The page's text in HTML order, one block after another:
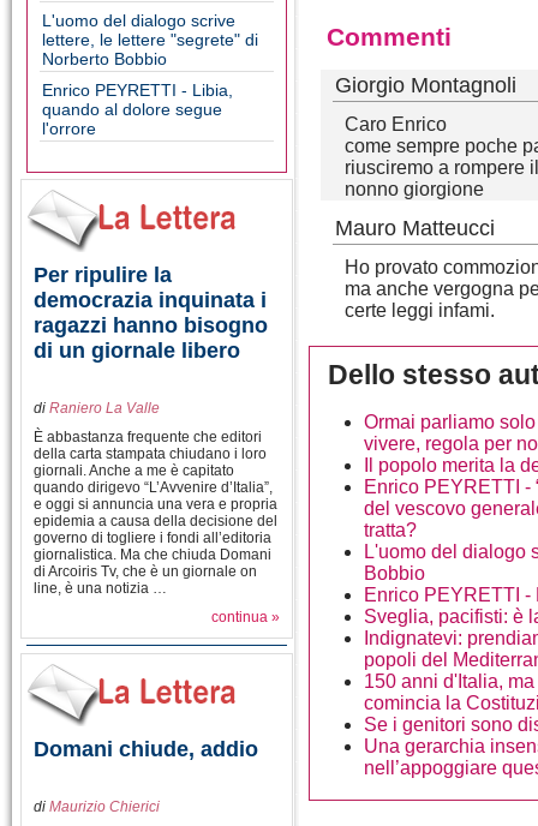
L'uomo del dialogo scrive
lettere, le lettere "segrete" di
Norberto Bobbio
Enrico PEYRETTI - Libia,
quando al dolore segue
l'orrore
Per ripulire la
democrazia inquinata i
ragazzi hanno bisogno
di un giornale libero
di Raniero La Valle
È abbastanza frequente che editori
della carta stampata chiudano i loro
giornali. Anche a me è capitato
quando dirigevo “L’Avvenire d’Italia”,
e oggi si annuncia una vera e propria
epidemia a causa della decisione del
governo di togliere i fondi all’editoria
giornalistica. Ma che chiuda Domani
di Arcoiris Tv, che è un giornale on
line, è una notizia …
continua »
Domani chiude, addio
di Maurizio Chierici
Commenti
Giorgio Montagnoli
Caro Enrico
come sempre poche
riusciremo a rompere
nonno giorgione
Mauro Matteucci
Ho provato
ma anche vergogna
certe leggi infami.
Dello stesso
Ormai parliamo
vivere, regola per
Il popolo merita la
Enrico PEYRETTI -
del vescovo
tratta?
L'uomo del dialogo
Bobbio
Enrico PEYRETTI
Sveglia, pacifisti: è
Indignatevi:
popoli del
150 anni d'Italia,
comincia la
Se i genitori sono
Una gerarchia
nell’appoggiare